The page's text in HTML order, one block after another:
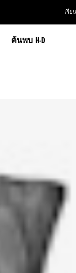
เรีย
ค้นพบ H-D